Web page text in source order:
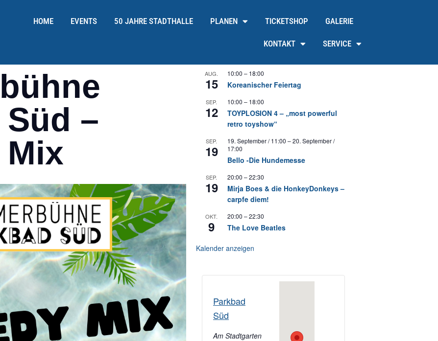
HOME EVENTS 50 JAHRE STADTHALLE PLANEN TICKETSHOP GALERIE
KONTAKT SERVICE
–
Mix
AUG.
15
10:00 – 18:00
Koreanischer Feiertag
SEP.
12
10:00 – 18:00
TOYPLOSION 4 – „most powerful
retro toyshow“
SEP.
19
19. September / 11:00 –20. September /
17:00
Bello -Die Hundemesse
SEP.
19
20:00 –22:30
Mirja Boes & die HonkeyDonkeys –
carpfe diem!
OKT.
9
20:00 –22:30
The Love Beatles
Kalender anzeigen
Parkbad
Süd
Am Stadtgarten